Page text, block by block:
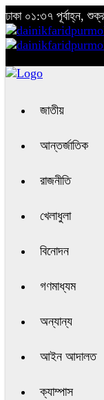
ঢাকা ০১:৩৭ পূর্বাহ্ন,
জাতীয়
আন্তর্জাতিক
রাজনীতি
খেলাধুলা
বিনোদন
গণমাধ্যম
অন্যান্য
আইন আদালত
ক্যাম্পাস